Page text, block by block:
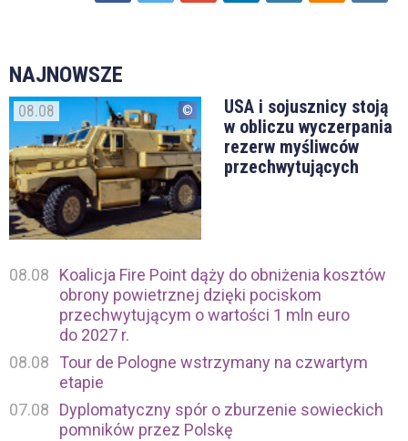
NAJNOWSZE
08.08
USA i sojusznicy stoją
w obliczu wyczerpania
rezerw myśliwców
przechwytujących
08.08
Koalicja Fire Point dąży do obniżenia kosztów
obrony powietrznej dzięki pociskom
przechwytującym o wartości 1 mln euro
do 2027 r.
08.08
Tour de Pologne wstrzymany na czwartym
etapie
07.08
Dyplomatyczny spór o zburzenie sowieckich
pomników przez Polskę